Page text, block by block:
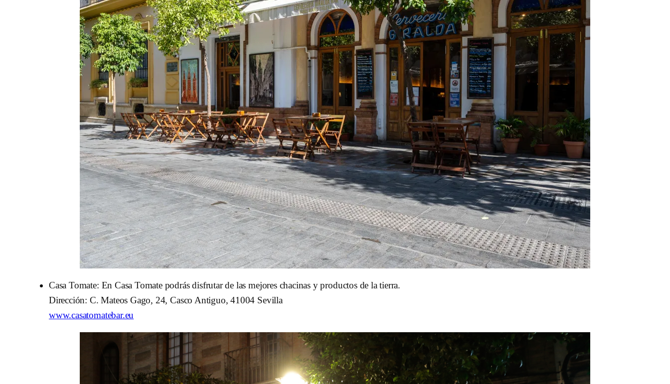
Casa Tomate: En Casa Tomate podrás disfrutar de las mejores chacinas y productos de la tierra.
Dirección: C. Mateos Gago, 24, Casco Antiguo, 41004 Sevilla
www.casatomatebar.eu